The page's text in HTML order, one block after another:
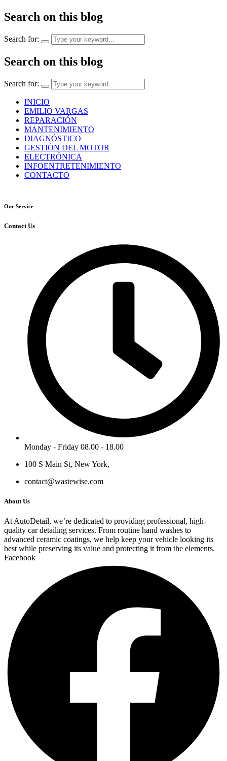
Search on this blog
Search for:
Search on this blog
Search for:
INICIO
EMILIO VARGAS
REPARACIÓN
MANTENIMIENTO
DIAGNÓSTICO
GESTIÓN DEL MOTOR
ELECTRÓNICA
INFOENTRETENIMIENTO
CONTACTO
Our Service
Contact Us
Monday - Friday 08.00 - 18.00
100 S Main St, New York,
contact@wastewise.com
About Us
At AutoDetail, we’re dedicated to providing professional, high-
quality car detailing services. From routine hand washes to
advanced ceramic coatings, we help keep your vehicle looking its
best while preserving its value and protecting it from the elements.
Facebook